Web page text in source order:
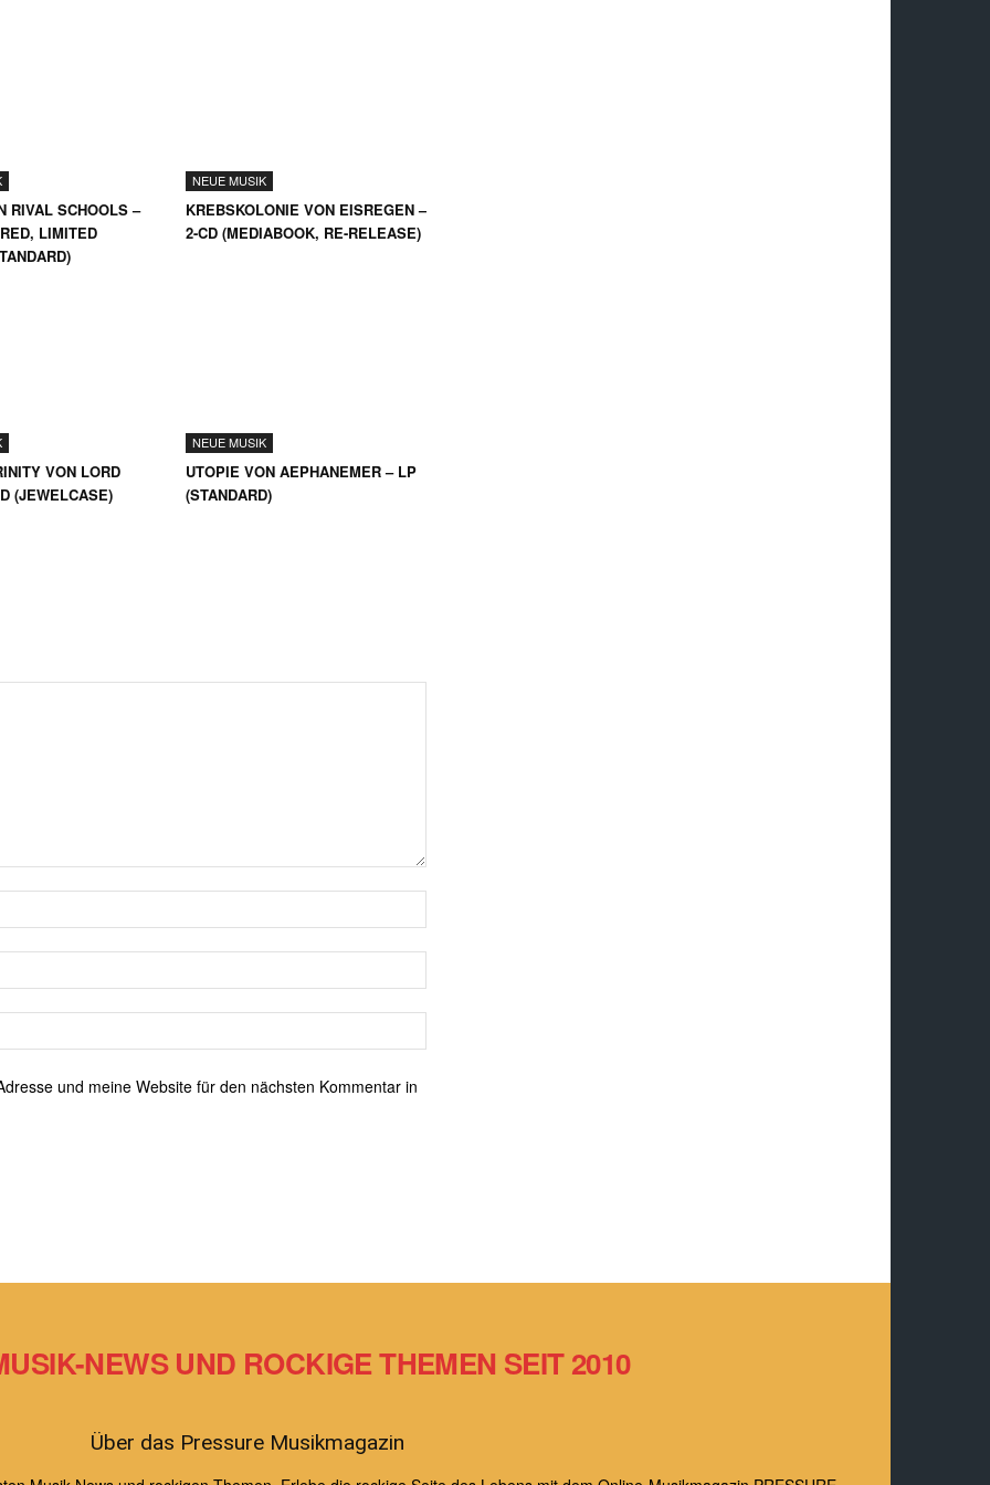
RIVAL SCHOOLS –
LIMITED
NEUE MUSIK
KREBSKOLONIE VON EISREGEN –
2-CD (MEDIABOOK, RE-RELEASE)
VON LORD
(JEWELCASE)
NEUE MUSIK
UTOPIE VON AEPHANEMER – LP
(STANDARD)
und meine Website für den nächsten Kommentar in
NEWS UND ROCKIGE THEMEN SEIT 2010
Über das Pressure Musikmagazin